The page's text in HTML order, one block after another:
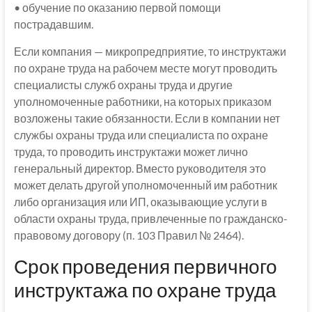
• обучение по оказанию первой помощи
пострадавшим.
Если компания — микропредприятие, то инструктажи
по охране труда на рабочем месте могут проводить
специалисты служб охраны труда и другие
уполномоченные работники, на которых приказом
возложены такие обязанности. Если в компании нет
службы охраны труда или специалиста по охране
труда, то проводить инструктажи может лично
генеральный директор. Вместо руководителя это
может делать другой уполномоченный им работник
либо организация или ИП, оказывающие услуги в
области охраны труда, привлеченные по гражданско-
правовому договору (п. 103 Правил № 2464).
Срок проведения первичного
инструктажа по охране труда